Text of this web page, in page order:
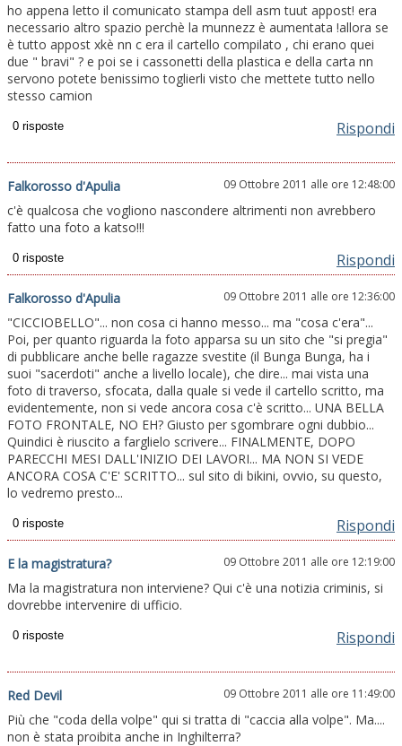
ho appena letto il comunicato stampa dell asm tuut appost! era
necessario altro spazio perchè la munnezz è aumentata !allora se
è tutto appost xkè nn c era il cartello compilato , chi erano quei
due " bravi" ? e poi se i cassonetti della plastica e della carta nn
servono potete benissimo toglierli visto che mettete tutto nello
stesso camion
Rispondi
Falkorosso d'Apulia 09 Ottobre 2011 alle ore 12:48:00
c'è qualcosa che vogliono nascondere altrimenti non avrebbero
fatto una foto a katso!!!
Rispondi
Falkorosso d'Apulia 09 Ottobre 2011 alle ore 12:36:00
"CICCIOBELLO"... non cosa ci hanno messo... ma "cosa c'era"...
Poi, per quanto riguarda la foto apparsa su un sito che "si pregia"
di pubblicare anche belle ragazze svestite (il Bunga Bunga, ha i
suoi "sacerdoti" anche a livello locale), che dire... mai vista una
foto di traverso, sfocata, dalla quale si vede il cartello scritto, ma
evidentemente, non si vede ancora cosa c'è scritto... UNA BELLA
FOTO FRONTALE, NO EH? Giusto per sgombrare ogni dubbio...
Quindici è riuscito a farglielo scrivere... FINALMENTE, DOPO
PARECCHI MESI DALL'INIZIO DEI LAVORI... MA NON SI VEDE
ANCORA COSA C'E' SCRITTO... sul sito di bikini, ovvio, su questo,
lo vedremo presto...
Rispondi
E la magistratura? 09 Ottobre 2011 alle ore 12:19:00
Ma la magistratura non interviene? Qui c'è una notizia criminis, si
dovrebbe intervenire di ufficio.
Rispondi
Red Devil 09 Ottobre 2011 alle ore 11:49:00
Più che "coda della volpe" qui si tratta di "caccia alla volpe". Ma....
non è stata proibita anche in Inghilterra?